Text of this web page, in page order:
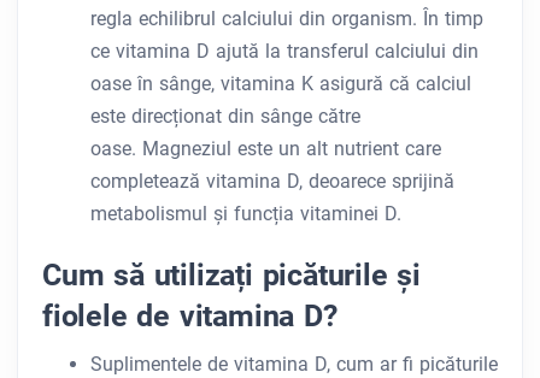
regla echilibrul calciului din organism. În timp
ce vitamina D ajută la transferul calciului din
oase în sânge, vitamina K asigură că calciul
este direcționat din sânge către
oase. Magneziul este un alt nutrient care
completează vitamina D, deoarece sprijină
metabolismul și funcția vitaminei D.
Cum să utilizați picăturile și
fiolele de vitamina D?
Suplimentele de vitamina D, cum ar fi picăturile